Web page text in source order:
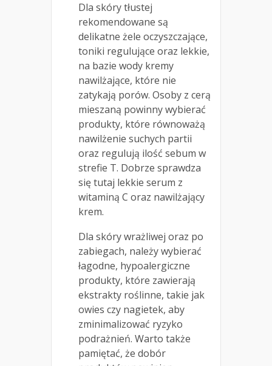
Dla skóry tłustej
rekomendowane są
delikatne żele oczyszczające,
toniki regulujące oraz lekkie,
na bazie wody kremy
nawilżające, które nie
zatykają porów. Osoby z cerą
mieszaną powinny wybierać
produkty, które równoważą
nawilżenie suchych partii
oraz regulują ilość sebum w
strefie T. Dobrze sprawdza
się tutaj lekkie serum z
witaminą C oraz nawilżający
krem.
Dla skóry wrażliwej oraz po
zabiegach, należy wybierać
łagodne, hypoalergiczne
produkty, które zawierają
ekstrakty roślinne, takie jak
owies czy nagietek, aby
zminimalizować ryzyko
podrażnień. Warto także
pamiętać, że dobór